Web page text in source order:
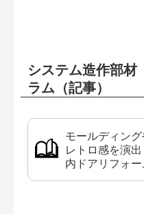
システム造作部
ラム（記事）
モールディン
レトロ感を演
内ドアリフォー